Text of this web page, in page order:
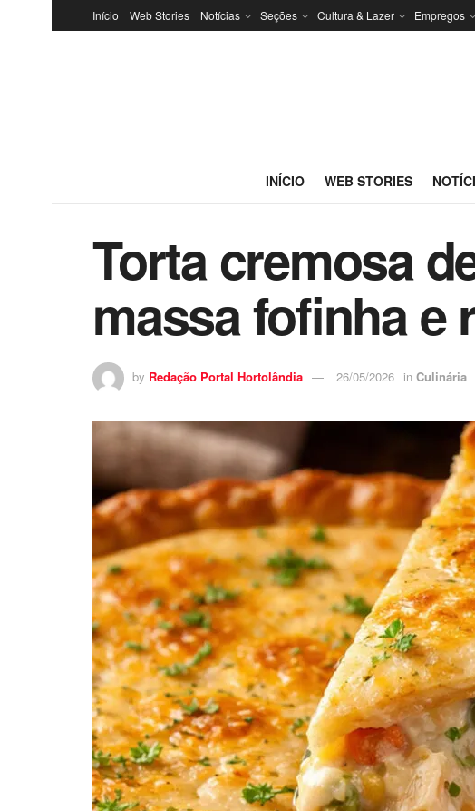
Início Web Stories Notícias Seções Cultura & Lazer Empregos
INÍCIO WEB STORIES
Torta cremosa
massa fofinha e
by Redação Portal Hortolândia 26/05/2026 in Culinária